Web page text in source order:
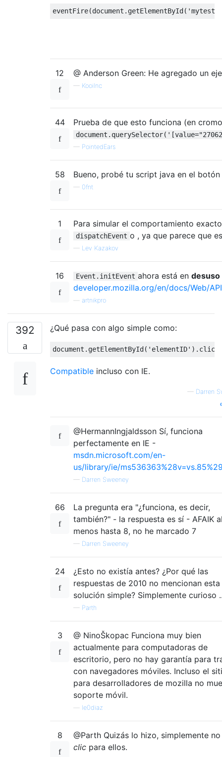
eventFire(document . getElementById(
12 @ Anderson Green: He agregado un
— KooiInc
44 Prueba de que esto funciona (en
— PointedEars
58 Bueno, probé tu script java en el
— 0fnt
1 Para simular el comportamiento
dispatchEvent o , ya que parece que
— Lev Kazakov
16 Event.initEvent ahora está en desuso
developer.mozilla.org/en/docs/Web/
artnikpro
392 ¿Qué pasa con algo simple como:
document . getElementById( 'elementID' ). click
Compatible incluso con IE.
— Darren
@HermannIngjaldsson Sí, funciona
perfectamente en IE -
msdn.microsoft.com/en-
us/library/ie/
— Darren Sweeney
66
La pregunta era "¿funciona, es decir,
también?" - la respuesta es sí - AFAIK
menos hasta 8, no he marcado 7
— Darren Sweeney
24
¿Esto no existía antes? ¿Por qué las
respuestas de 2010 no mencionan esta
solución simple? Simplemente curioso
— Parth
3
@ NinoŠkopac Funciona muy bien
actualmente para computadoras de
escritorio, pero no hay garantía para
con navegadores móviles. Incluso el
para desarrolladores de mozilla no
soporte móvil.
le0diaz
8
@Parth Quizás lo hizo, simplemente
clic para ellos.